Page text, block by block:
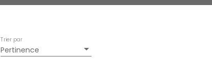
Pertinence
Trier par